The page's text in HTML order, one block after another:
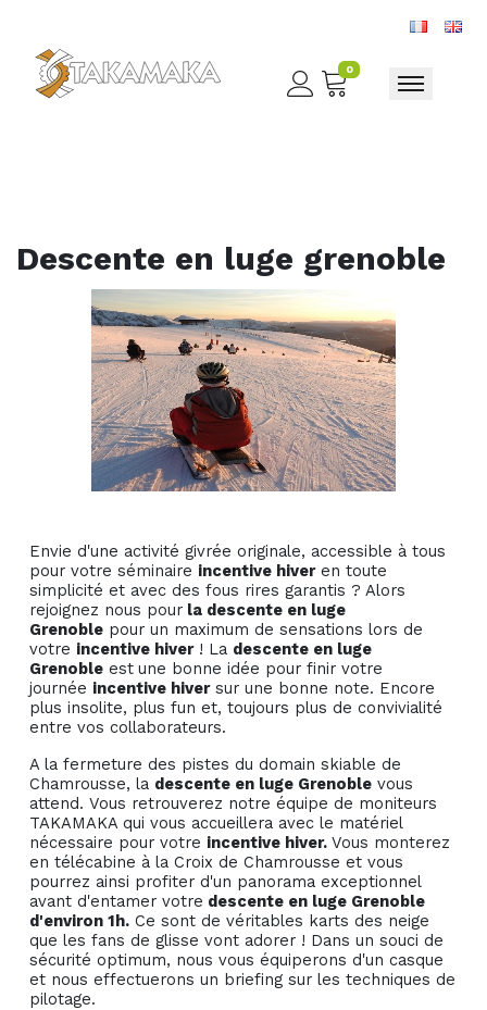
0
Toggle
Descente en luge grenoble
Envie d'une activité givrée originale, accessible à tous
pour votre séminaire incentive hiveren toute
simplicité et avec des fous rires garantis ? Alors
rejoignez nous pour la descente en luge
Grenoble pour un maximum de sensations lors de
votre incentive hiver! La descente en luge
Grenoble est une bonne idée pour finir votre
journée incentive hiversur une bonne note. Encore
plus insolite, plus fun et, toujours plus de convivialité
entre vos collaborateurs.
A la fermeture des pistes du domain skiable de
Chamrousse, la descente en luge Grenoble vous
attend. Vous retrouverez notre équipe de moniteurs
TAKAMAKA qui vous accueillera avec le matériel
nécessaire pour votre incentive hiver. Vous monterez
en télécabine à la Croix de Chamrousse et vous
pourrez ainsi profiter d'un panorama exceptionnel
avant d'entamer votre descente en luge Grenoble
d'environ 1h. Ce sont de véritables karts des neige
que les fans de glisse vont adorer ! Dans un souci de
sécurité optimum, nous vous équiperons d'un casque
et nous effectuerons un briefing sur les techniques de
pilotage.